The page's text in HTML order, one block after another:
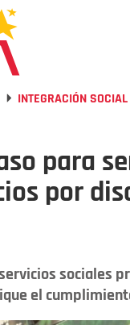
INTEGRACIÓN SOCIAL
para
por
sociales
el